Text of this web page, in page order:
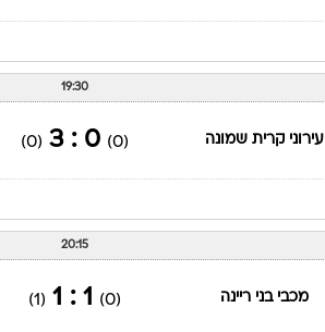
19:30
עירוני קרית שמונה (0)
0 : 3
(0)
20:15
מכבי בני ריינה (0)
1 : 1
(1)